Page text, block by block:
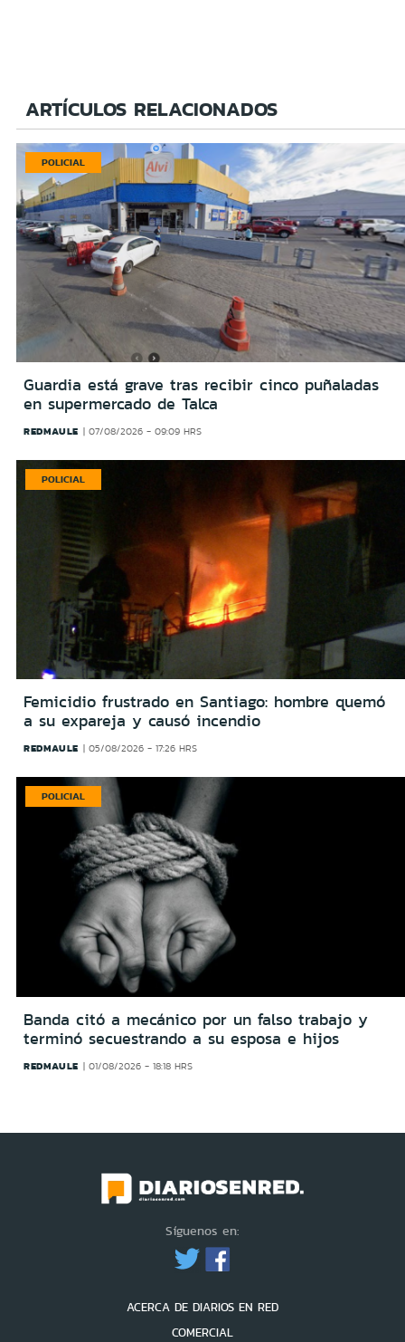
ARTÍCULOS RELACIONADOS
POLICIAL
Guardia está grave tras recibir cinco puñaladas
en supermercado de Talca
REDMAULE 07/08/2026 - 09:09 HRS
POLICIAL
Femicidio frustrado en Santiago: hombre quemó
a su expareja y causó incendio
REDMAULE 05/08/2026 - 17:26 HRS
POLICIAL
Banda citó a mecánico por un falso trabajo y
terminó secuestrando a su esposa e hijos
REDMAULE 01/08/2026 - 18:18 HRS
Síguenos en:
ACERCA DE DIARIOS EN RED
COMERCIAL